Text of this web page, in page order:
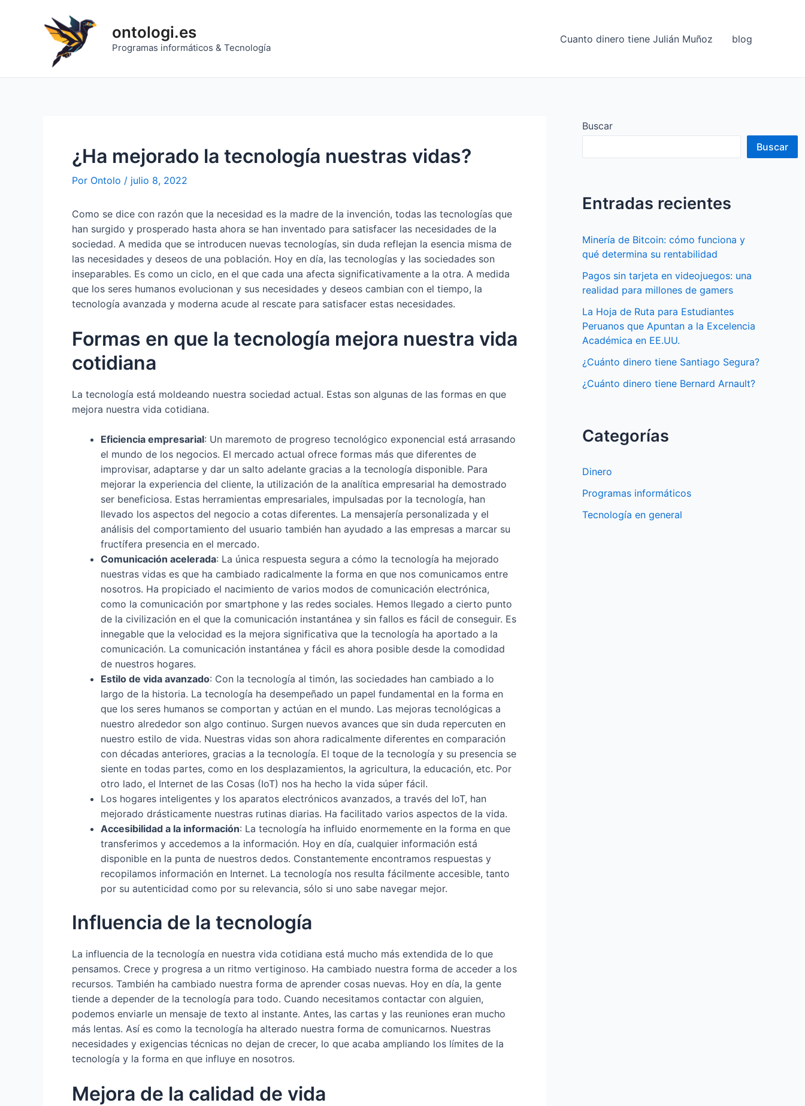
ontologi.es
Programas informáticos & Tecnología
Cuanto dinero tiene Julián Muñoz blog
¿Ha mejorado la tecnología nuestras vidas?
Por Ontolo / julio 8, 2022
Como se dice con razón que la necesidad es la madre de la invención, todas las tecnologías que
han surgido y prosperado hasta ahora se han inventado para satisfacer las necesidades de la
sociedad. A medida que se introducen nuevas tecnologías, sin duda reflejan la esencia misma de
las necesidades y deseos de una población. Hoy en día, las tecnologías y las sociedades son
inseparables. Es como un ciclo, en el que cada una afecta significativamente a la otra. A medida
que los seres humanos evolucionan y sus necesidades y deseos cambian con el tiempo, la
tecnología avanzada y moderna acude al rescate para satisfacer estas necesidades.
Formas en que la tecnología mejora nuestra vida
cotidiana
La tecnología está moldeando nuestra sociedad actual. Estas son algunas de las formas en que
mejora nuestra vida cotidiana.
Eficiencia empresarial: Un maremoto de progreso tecnológico exponencial está arrasando
el mundo de los negocios. El mercado actual ofrece formas más que diferentes de
improvisar, adaptarse y dar un salto adelante gracias a la tecnología disponible. Para
mejorar la experiencia del cliente, la utilización de la analítica empresarial ha demostrado
ser beneficiosa. Estas herramientas empresariales, impulsadas por la tecnología, han
llevado los aspectos del negocio a cotas diferentes. La mensajería personalizada y el
análisis del comportamiento del usuario también han ayudado a las empresas a marcar su
fructífera presencia en el mercado.
Comunicación acelerada: La única respuesta segura a cómo la tecnología ha mejorado
nuestras vidas es que ha cambiado radicalmente la forma en que nos comunicamos entre
nosotros. Ha propiciado el nacimiento de varios modos de comunicación electrónica,
como la comunicación por smartphone y las redes sociales. Hemos llegado a cierto punto
de la civilización en el que la comunicación instantánea y sin fallos es fácil de conseguir. Es
innegable que la velocidad es la mejora significativa que la tecnología ha aportado a la
comunicación. La comunicación instantánea y fácil es ahora posible desde la comodidad
de nuestros hogares.
Estilo de vida avanzado: Con la tecnología al timón, las sociedades han cambiado a lo
largo de la historia. La tecnología ha desempeñado un papel fundamental en la forma en
que los seres humanos se comportan y actúan en el mundo. Las mejoras tecnológicas a
nuestro alrededor son algo continuo. Surgen nuevos avances que sin duda repercuten en
nuestro estilo de vida. Nuestras vidas son ahora radicalmente diferentes en comparación
con décadas anteriores, gracias a la tecnología. El toque de la tecnología y su presencia se
siente en todas partes, como en los desplazamientos, la agricultura, la educación, etc. Por
otro lado, el Internet de las Cosas (IoT) nos ha hecho la vida súper fácil.
Los hogares inteligentes y los aparatos electrónicos avanzados, a través del IoT, han
mejorado drásticamente nuestras rutinas diarias. Ha facilitado varios aspectos de la vida.
Accesibilidad a la información: La tecnología ha influido enormemente en la forma en que
transferimos y accedemos a la información. Hoy en día, cualquier información está
disponible en la punta de nuestros dedos. Constantemente encontramos respuestas y
recopilamos información en Internet. La tecnología nos resulta fácilmente accesible, tanto
por su autenticidad como por su relevancia, sólo si uno sabe navegar mejor.
Influencia de la tecnología
La influencia de la tecnología en nuestra vida cotidiana está mucho más extendida de lo que
pensamos. Crece y progresa a un ritmo vertiginoso. Ha cambiado nuestra forma de acceder a los
recursos. También ha cambiado nuestra forma de aprender cosas nuevas. Hoy en día, la gente
tiende a depender de la tecnología para todo. Cuando necesitamos contactar con alguien,
podemos enviarle un mensaje de texto al instante. Antes, las cartas y las reuniones eran mucho
más lentas. Así es como la tecnología ha alterado nuestra forma de comunicarnos. Nuestras
necesidades y exigencias técnicas no dejan de crecer, lo que acaba ampliando los límites de la
tecnología y la forma en que influye en nosotros.
Mejora de la calidad de vida
Buscar
Buscar
Entradas recientes
Minería de Bitcoin: cómo funciona y
qué determina su rentabilidad
Pagos sin tarjeta en videojuegos: una
realidad para millones de gamers
La Hoja de Ruta para Estudiantes
Peruanos que Apuntan a la Excelencia
Académica en EE.UU.
¿Cuánto dinero tiene Santiago Segura?
¿Cuánto dinero tiene Bernard Arnault?
Categorías
Dinero
Programas informáticos
Tecnología en general